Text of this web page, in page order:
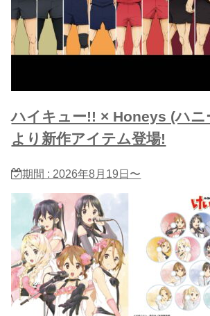
ハイキュー!! × Honeys (ハニ
より新作アイテム登場!
期間 : 2026年8月19日〜